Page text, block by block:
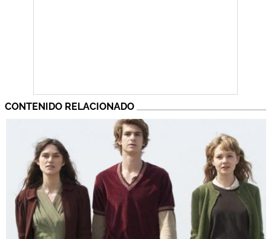
CONTENIDO RELACIONADO